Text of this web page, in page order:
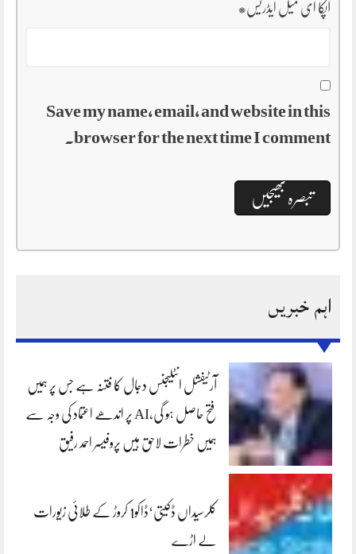
آپکا ای میل ایڈریس*
Save my name, email, and website in this
browser for the next time I comment.
اہم خبریں
آرٹیفشل انٹلیجنس دجال کا فتنہ ہے جس پر ہمیں
فتح حاصل ہو گی،AI پر اندھے اعتماد کی وجہ سے
ہمیں خطرات لاحق ہیں پروفیسر احمد رفیق
کلرسیداں ڈکیتی‘ڈاکو1 کروڑ کے طلائی زیورات
لے اڑے